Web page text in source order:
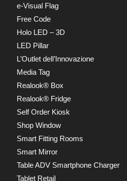
e-Visual Flag
Free Code
Holo LED – 3D
LED Pillar
L’Outlet dell’Innovazione
Media Tag
Realook® Box
Realook® Fridge
Self Order Kiosk
Shop Window
Smart Fitting Rooms
Smart Mirror
Table ADV Smartphone Charger
Tablet Retail